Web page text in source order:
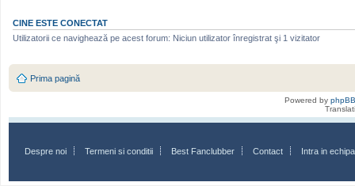
CINE ESTE CONECTAT
Utilizatorii ce navighează pe acest forum: Niciun utilizator înregistrat şi 1 vizitator
Prima pagină
Powered by phpBB
Despre noi Termeni si conditii Best Fanclubber Contact Intra in